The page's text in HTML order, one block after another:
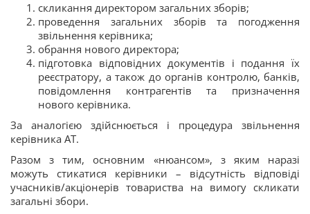
скликання директором загальних зборів;
проведення загальних зборів та погодження
звільнення керівника;
обрання нового директора;
підготовка відповідних документів і подання їх
реєстратору, а також до органів контролю, банків,
повідомлення контрагентів та призначення
нового керівника.
За аналогією здійснюється і процедура звільнення
керівника АТ.
Разом з тим, основним «нюансом», з яким наразі
можуть стикатися керівники – відсутність відповіді
учасників/акціонерів товариства на вимогу скликати
загальні збори.